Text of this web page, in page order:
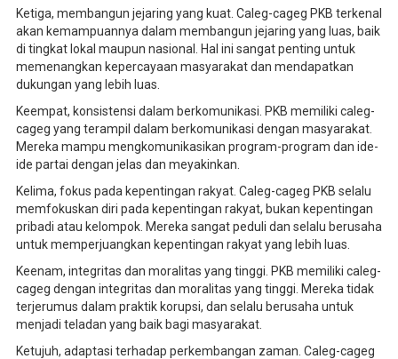
Ketiga, membangun jejaring yang kuat. Caleg-cageg PKB terkenal
akan kemampuannya dalam membangun jejaring yang luas, baik
di tingkat lokal maupun nasional. Hal ini sangat penting untuk
memenangkan kepercayaan masyarakat dan mendapatkan
dukungan yang lebih luas.
Keempat, konsistensi dalam berkomunikasi. PKB memiliki caleg-
cageg yang terampil dalam berkomunikasi dengan masyarakat.
Mereka mampu mengkomunikasikan program-program dan ide-
ide partai dengan jelas dan meyakinkan.
Kelima, fokus pada kepentingan rakyat. Caleg-cageg PKB selalu
memfokuskan diri pada kepentingan rakyat, bukan kepentingan
pribadi atau kelompok. Mereka sangat peduli dan selalu berusaha
untuk memperjuangkan kepentingan rakyat yang lebih luas.
Keenam, integritas dan moralitas yang tinggi. PKB memiliki caleg-
cageg dengan integritas dan moralitas yang tinggi. Mereka tidak
terjerumus dalam praktik korupsi, dan selalu berusaha untuk
menjadi teladan yang baik bagi masyarakat.
Ketujuh, adaptasi terhadap perkembangan zaman. Caleg-cageg